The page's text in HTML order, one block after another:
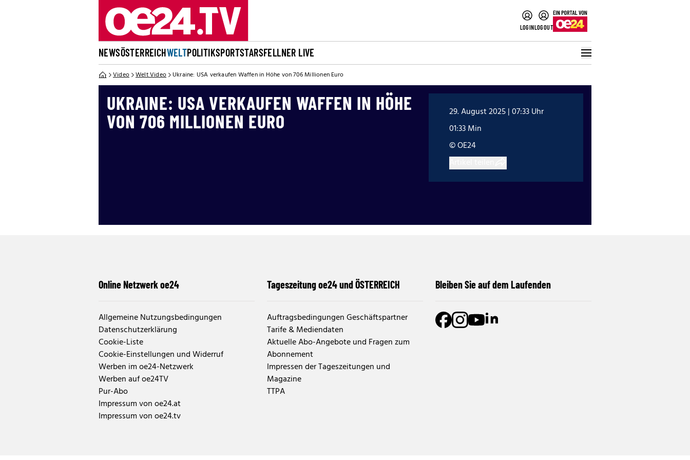
LOGINLOGOUT
NEWSÖSTERREICHWELTPOLITIKSPORTSTARSFELLNER LIVE
Video Welt Video Ukraine: USA verkaufen Waffen in Höhe von 706 Millionen Euro
UKRAINE: USA VERKAUFEN WAFFEN IN HÖHE
VON 706 MILLIONEN EURO
29. August 2025 | 07:33 Uhr
01:33 Min
© OE24
Online Netzwerk oe24
Allgemeine Nutzungsbedingungen
Datenschutzerklärung
Cookie-Liste
Cookie-Einstellungen und Widerruf
Werben im oe24-Netzwerk
Werben auf oe24TV
Pur-Abo
Impressum von oe24.at
Impressum von oe24.tv
Tageszeitung oe24 und ÖSTERREICH
Auftragsbedingungen Geschäftspartner
Tarife & Mediendaten
Aktuelle Abo-Angebote und Fragen zum
Abonnement
Impressen der Tageszeitungen und
Magazine
TTPA
Bleiben Sie auf dem Laufenden